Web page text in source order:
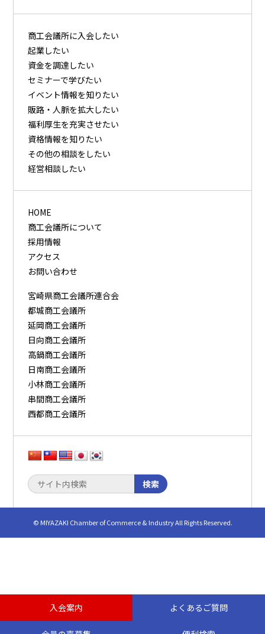
商⼯会議所に⼊会したい
起業したい
資⾦を調達したい
セミナーで学びたい
イベント情報を知りたい
販路・⼈脈を拡⼤したい
福利厚⽣を充実させたい
資格情報を知りたい
その他の相談をしたい
経営相談したい
HOME
商工会議所について
採用情報
アクセス
お問い合わせ
宮崎県商工会議所連合会
都城商工会議所
延岡商工会議所
日向商工会議所
高鍋商工会議所
日南商工会議所
小林商工会議所
串間商工会議所
西都商工会議所
検索
© MIYAZAKI Chamber of Commerce & Industry All Rights Reserved.
入会案内 よくあるご質問